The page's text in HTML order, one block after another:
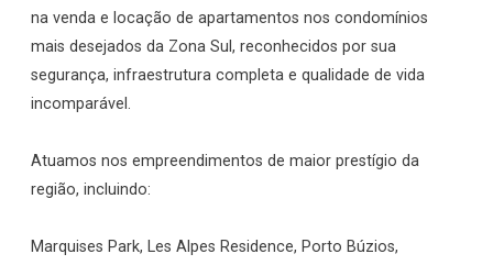
na venda e locação de apartamentos nos condomínios
mais desejados da Zona Sul, reconhecidos por sua
segurança, infraestrutura completa e qualidade de vida
incomparável.
Atuamos nos empreendimentos de maior prestígio da
região, incluindo:
Marquises Park, Les Alpes Residence, Porto Búzios,